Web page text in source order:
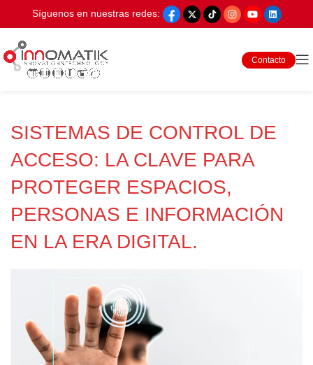
Síguenos en nuestras redes:
Contacto
SISTEMAS DE CONTROL DE
ACCESO: LA CLAVE PARA
PROTEGER ESPACIOS,
PERSONAS E INFORMACIÓN
EN LA ERA DIGITAL.